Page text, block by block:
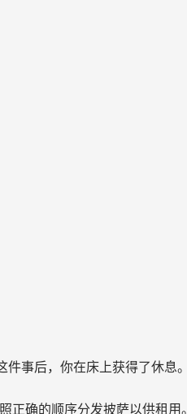
事后，你在床上获得了休息。
正确的顺序分发披萨以供租用。